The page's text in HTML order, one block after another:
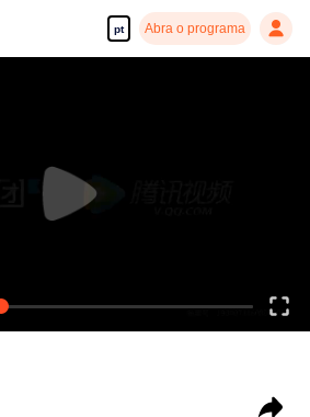
pt Abra o programa